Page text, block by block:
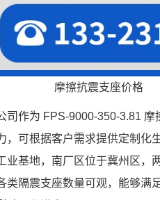
摩擦抗震支座价格
司作为 FPS-9000-350-3.81
，可根据客户需求提供定制化
业基地，南厂区位于冀州区，
类隔震支座数量可观，能够满